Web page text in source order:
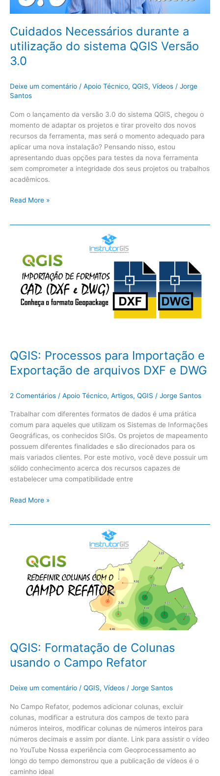
Cuidados Necessários durante a
utilização do sistema QGIS Versão
3.0
Deixe um comentário / Apoio Técnico, QGIS, Vídeos / Jorge
Santos
Com o lançamento da versão 3.0 do sistema QGIS, chegou o
momento de adaptar os projetos e tirar proveito dos novos
recursos da ferramenta, mas será o momento adequado para
aplicar uma nova instalação? Pensando nisso, estou
apresentando duas opções para testes da nova ferramenta
sem comprometer a integridade dos seus projetos ou trabalhos
acadêmicos.
3.0
Read More »
QGIS: Processos para Importação e
Exportação de arquivos DXF e DWG
2 Comentários / Apoio Técnico, Artigos, QGIS / Jorge Santos
Trabalhar com diferentes formatos de dados é uma prática
comum para aqueles que utilizam os Sistemas de Informações
Geográficas, os conhecidos SIGs. Os projetos de mapeamento
possuem diferentes finalidades e são direcionados para os
mais variados clientes. Por este motivo, você deve possuir um
sólido conhecimento acerca dos recursos capazes de
estabelecer uma compatibilidade entre
Importação
Exportação
arquivos
Read More »
QGIS: Formatação de Colunas
usando o Campo Refator
Deixe um comentário / QGIS, Vídeos / Jorge Santos
No Campo Refator, podemos adicionar colunas, excluir
colunas, modificar a estrutura dos campos de texto para
números inteiros, modificar colunas de números inteiros para
números decimais e assim por diante. Link para assistir o vídeo
no YouTube Nossa experiência com Geoprocessamento ao
longo do tempo demonstrou que a publicação de vídeos é o
caminho ideal
Colunas
usando
Campo